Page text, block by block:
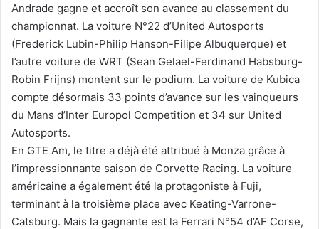
Andrade gagne et accroît son avance au classement du
championnat. La voiture N°22 d’United Autosports
(Frederick Lubin-Philip Hanson-Filipe Albuquerque) et
l’autre voiture de WRT (Sean Gelael-Ferdinand Habsburg-
Robin Frijns) montent sur le podium. La voiture de Kubica
compte désormais 33 points d’avance sur les vainqueurs
du Mans d’Inter Europol Competition et 34 sur United
Autosports.
En GTE Am, le titre a déjà été attribué à Monza grâce à
l’impressionnante saison de Corvette Racing. La voiture
américaine a également été la protagoniste à Fuji,
terminant à la troisième place avec Keating-Varrone-
Catsburg. Mais la gagnante est la Ferrari N°54 d’AF Corse,